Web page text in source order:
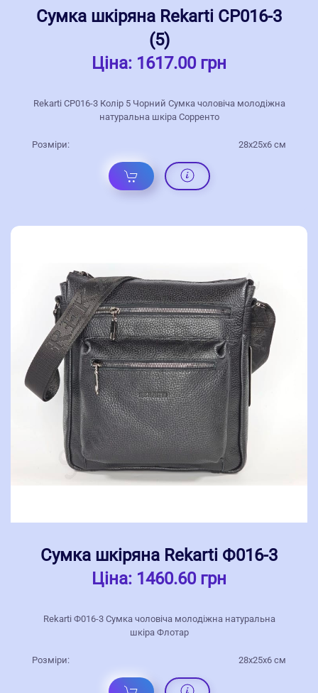
Сумка шкіряна Rekarti СР016-3
(5)
Ціна: 1617.00 грн
Rekarti СР016-3 Колір 5 Чорний Сумка чоловіча молодіжна
натуральна шкіра Сорренто
Розміри: 28х25х6 см
Сумка шкіряна Rekarti Ф016-3
Ціна: 1460.60 грн
Rekarti Ф016-3 Сумка чоловіча молодіжна натуральна
шкіра Флотар
Розміри: 28х25х6 см